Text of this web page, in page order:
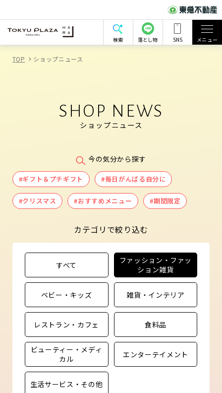
検索 落とし物 SNS メニュー
TOP ショップニュース
SHOP NEWS
ショップニュース
今の気分から探す
#ギフト＆プチギフト #毎日がんばる自分に
#クリスマス #おすすめメニュー #期間限定
カテゴリで絞り込む
すべて
ファッション・ファッ
ション雑貨
ベビー・キッズ 雑貨・インテリア
レストラン・カフェ 食料品
ビューティー・メディ
カル
エンターテイメント
生活サービス・その他